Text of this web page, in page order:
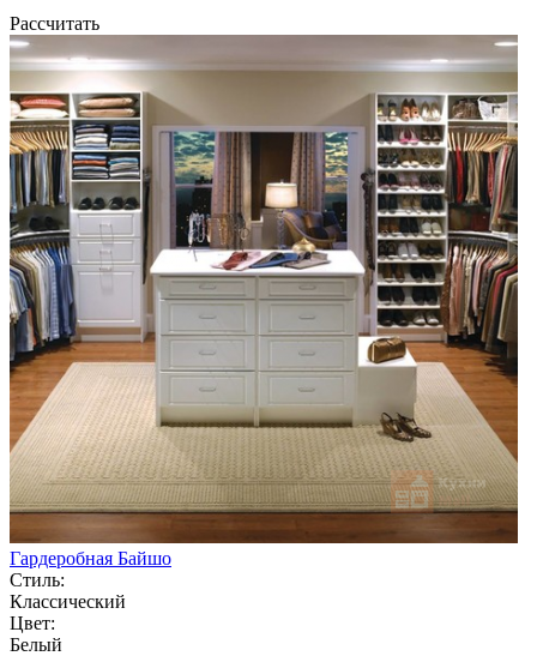
Рассчитать
Гардеробная Байшо
Стиль:
Классический
Цвет:
Белый